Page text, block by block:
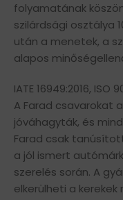
folyamatának
szilárdsági osztálya
után a menetek, a
alapos
IATE 16949:2016, ISO
A Farad csavarokat
jóváhagyták, és
Farad csak
a jól ismert
szerelés során. A
elkerülheti a